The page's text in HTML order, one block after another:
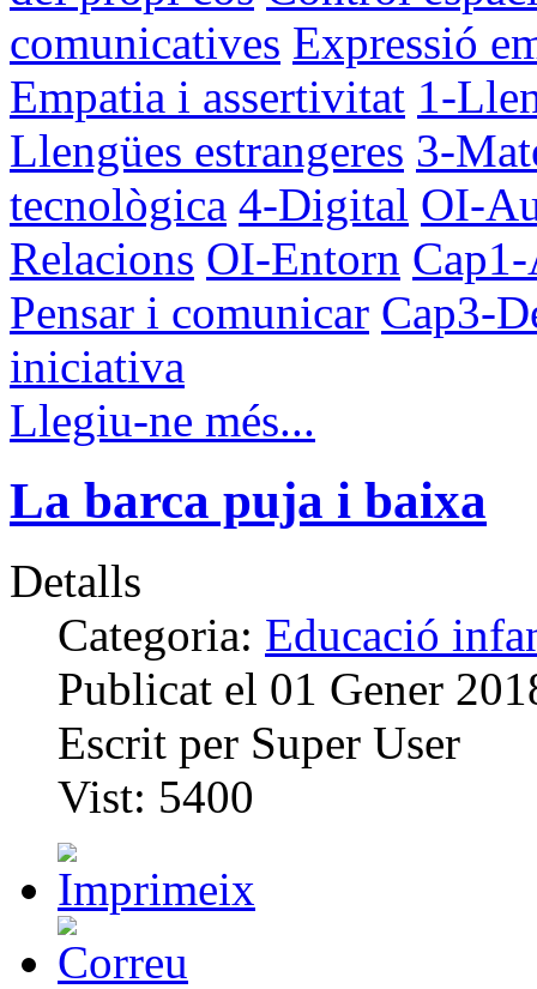
comunicatives Expressió
Empatia i assertivitat 1-
Llengües estrangeres 3-
tecnològica 4-Digital OI-
Relacions OI-Entorn
Pensar i comunicar Cap3-
iniciativa
Llegiu-ne més...
La barca puja i baixa
Detalls
Categoria: Educació
Publicat el 01 Gener
Escrit per Super User
Vist: 5400